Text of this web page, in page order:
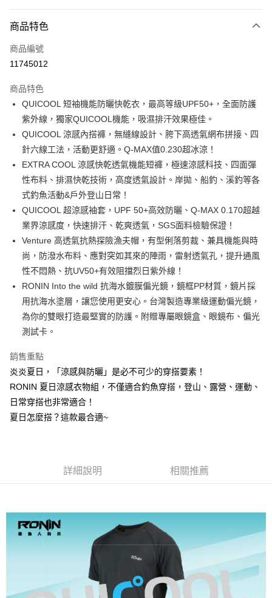
信用卡一次付款
信用卡分期付款
合作金庫商業銀行
華南商業銀行
彰化商業銀行
上海商業儲蓄銀行
台北富邦商業銀行
國泰世華商業銀行
兆豐國際商業銀行
臺灣中小企業銀行
台中商業銀行
匯豐（台灣）商業銀行
華泰商業銀行
遠東國際商業銀行
元大商業銀行
永豐商業銀行
玉山商業銀行
台新國際商業銀行
中國信託商業銀行
台灣樂天信用卡公司
Apple Pay
街口支付
悠遊付
【大哥付你分期使用說明】
1.本服務由台灣大哥大提供，台灣大哥大用戶可立即使用無須另外申請。
2.付款方式選擇「大哥付你分期」，訂單成立後會自動跳轉到大哥付的交易
流程，驗證手機門號後，選擇欲分期的期數、繳款截止日，確認付款後即完
成交易。
3.實際核准額度、可分期數及費用金額請依後續交易確認頁面所載為準。
4.訂單成立30分鐘內，如未前往確認交易或遇審核未通過，訂單將自動取
法說明評估內容。
【繳款方式說明】
1.分期款項不併入電信帳單，「大哥付你分期」於每月結算日後寄送繳費提
醒簡訊。
帳／街口支付／iPASS MONEY」等通路繳費。
【注意事項】
1.本服務係由「台灣大哥大股份有限公司」（以下簡稱本公司）所提供，讓
用戶於交易時，得透過本服務購買商品或服務，並由商店將買賣／分期付款
買賣價金債權讓與本公司後，依約使用本公司帳單繳交帳款。
AFTEE先享後付
相關說明
【關於「AFTEE先享後付」】
AFTEE先享後付是「在收到商品之後才付款」的支付方式。 讓您購物簡單
便利好安心！
１．簡單：不需註冊會員、不需綁卡、不需儲值。
２．便利：只要手機號碼，簡訊認證，即可結帳。
【「AFTEE先享後付」結帳流程】
結帳頁面，進行簡訊認證並確認金額後，即可完成結帳。
３．收到繳費通知簡訊後14天內，點擊此簡訊中的連結，可透過四大超商／
ATM／網路銀行／等多元方式進行付款，方視為交易完成。
※ 請注意：結帳手續完成當下不需立刻繳費，但若您需要取消訂單，請聯絡
購買商品的店家。未經商家同意取消之訂單仍視為有效，需透過AFTEE先享
後付繳納相關費用。
https://aftee.tw/terms/#terms3
３．未成年的使用者請事先徵得法定代理人或監護人之同意方可使用
「AFTEE先享後付」，若未經同意申辦者引起之損失，本公司不負相關責
４．使用「AFTEE先享後付」時，將依據個別帳號之用戶狀況，依本公司即
時審查核予不同之上限額度；若仍有額度不足之情形，本公司將視審查結果
請求用戶進行身份認證。
貨到付款
運送方式
全家取貨付款
每筆NT$60，滿NT$1,200(含以上)免運費
付款後全家取貨
每筆NT$60，滿NT$1,200(含以上)免運費
7-11取貨付款
每筆NT$60，滿NT$1,200(含以上)免運費
離島一般宅配
每筆NT$200，滿NT$2,000(含以上)免運費
貨到付款（門市自取請勿下單，請聯繫客服）
每筆NT$200，滿NT$3,000(含以上)免運費
商品特色
商品編號
11745012
商品特色
QUICOOL 短袖機能防曬快乾衣，最高等級UPF50+，全面防護
紫外線，獨家QUICOOL機能，吸濕排汗效果極佳。
QUICOOL 涼感內搭褲，無縫線設計、胯下高透氣網布拼接、四
針六線工法，活動更舒適。Q-MAX值0.230超冰涼！
EXTRA COOL 涼感快乾透氣機能短褲，極速涼感科技、四面彈
性布料、排濕快乾技術，高度透氣設計。岸拋、船釣、溪釣等各
式釣魚活動&戶外登山日常！
QUICOOL 超涼感袖套，UPF 50+高效防曬、Q-MAX 0.170超越
業界涼感度，快速排汗、乾爽透氣，SGS面料檢驗保證！
Venture 高透氣抗熱探險漁夫帽，有型俐落剪裁、兼具機能與時
尚，防潑水布料、應對突如其來的陣雨，雷射透氣孔，提升通風
性不悶熱、抗UV50+有效阻擋烈日紫外線！
RONIN Into the wild 抗海水鍍膜偏光鏡，鏡框PP材質，鏡片採
用抗海水塗層，讓您使用更安心。台灣製造專業級運動偏光鏡，
為你的雙眼打造最堅實的防護。附贈專屬眼鏡盒、眼鏡布、偏光
測試卡。
銷售重點
炎炎夏日，「涼感與防曬」是必不可少的穿搭要素！
RONIN 夏日涼感衣物組，不僅適合釣魚穿搭，登山、露營、運動、
日常穿搭也非常適合！
夏日怎麼搭？這款最合適~
詳細說明 相關推薦